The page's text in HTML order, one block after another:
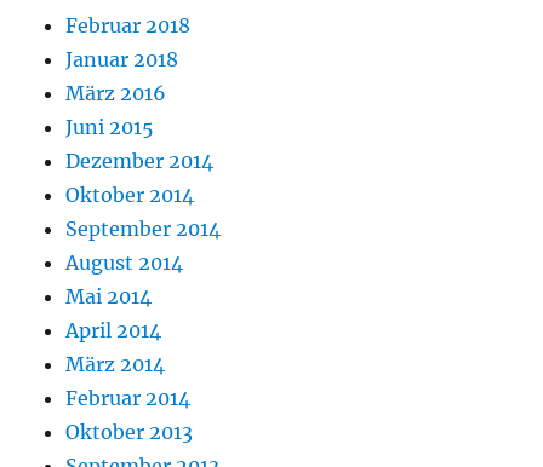
Februar 2018
Januar 2018
März 2016
Juni 2015
Dezember 2014
Oktober 2014
September 2014
August 2014
Mai 2014
April 2014
März 2014
Februar 2014
Oktober 2013